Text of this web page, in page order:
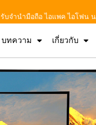
รับจำนำมือถือ ไอแพค ไอโฟน
บทความ เกี่ยวกับ